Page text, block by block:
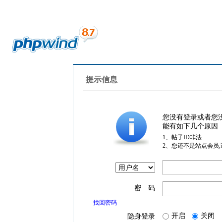
提示信息
您没有登录或者您
能有如下几个原因
1、帖子ID非法
2、您还不是站点会员
密 码
找回密码
隐身登录 开启 关闭